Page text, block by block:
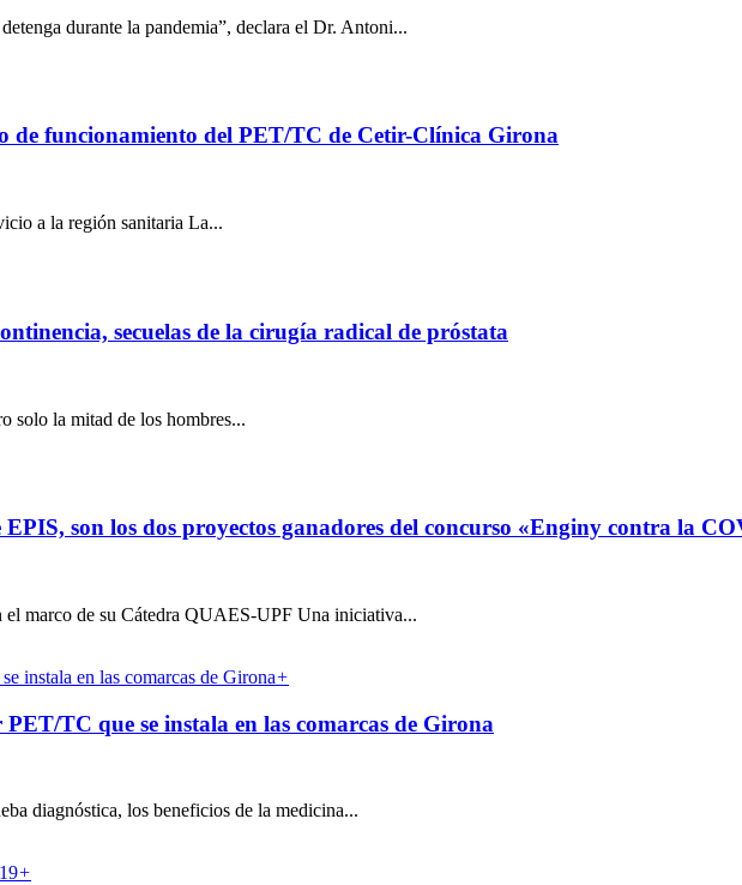
durante la pandemia”, declara el Dr. Antoni...
de funcionamiento del PET/TC de Cetir-Clínica Girona
a la región sanitaria La...
secuelas de la cirugía radical de próstata
solo la mitad de los hombres...
son los dos proyectos ganadores del concurso «Enginy contra la
marco de su Cátedra QUAES-UPF Una iniciativa...
+
TC que se instala en las comarcas de Girona
diagnóstica, los beneficios de la medicina...
+